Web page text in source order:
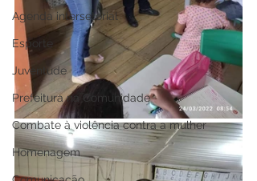
Agenda intersetorial
Esporte
Juventude
Prefeitura na Comunidade
Combate à violência contra a mulher
Homenagem